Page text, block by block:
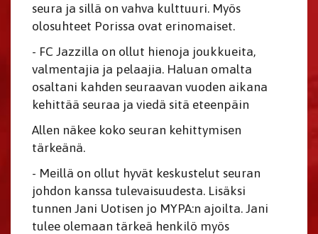
seura ja sillä on vahva kulttuuri. Myös
olosuhteet Porissa ovat erinomaiset.
- FC Jazzilla on ollut hienoja joukkueita,
valmentajia ja pelaajia. Haluan omalta
osaltani kahden seuraavan vuoden aikana
kehittää seuraa ja viedä sitä eteenpäin
Allen näkee koko seuran kehittymisen
tärkeänä.
- Meillä on ollut hyvät keskustelut seuran
johdon kanssa tulevaisuudesta. Lisäksi
tunnen Jani Uotisen jo MYPA:n ajoilta. Jani
tulee olemaan tärkeä henkilö myös